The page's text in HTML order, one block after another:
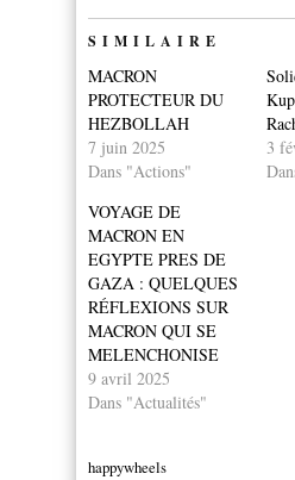
SIMILAIRE
MACRON
PROTECTEUR DU
HEZBOLLAH
7 juin 2025
Dans "Actions"
3
VOYAGE DE
MACRON EN
EGYPTE PRES DE
GAZA : QUELQUES
RÉFLEXIONS SUR
MACRON QUI SE
MELENCHONISE
9 avril 2025
Dans "Actualités"
happywheels